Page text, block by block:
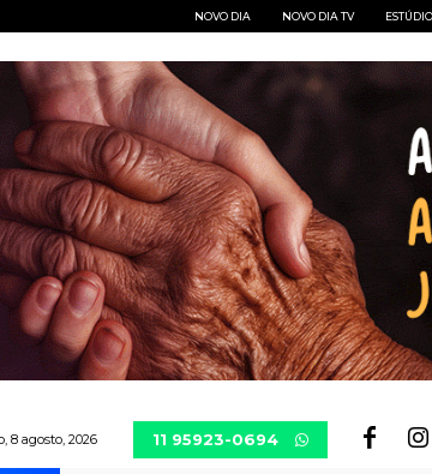
NOVO DIA NOVO DIA TV
8 agosto, 2026 11 95923-0694